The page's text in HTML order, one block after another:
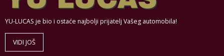
YU-LUCAS je bio i ostaće najbolji prijatelj Vašeg automobila!
VIDI JOŠ